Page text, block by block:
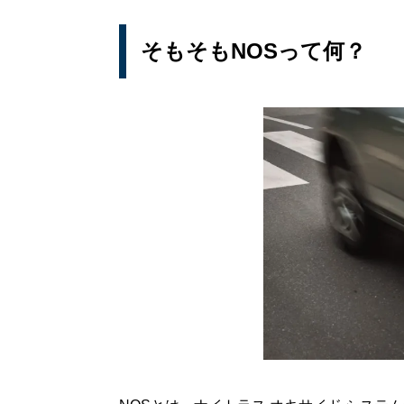
そもそもNOSって何？